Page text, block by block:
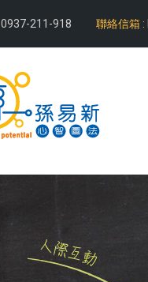
0937-211-918 聯絡信箱 :